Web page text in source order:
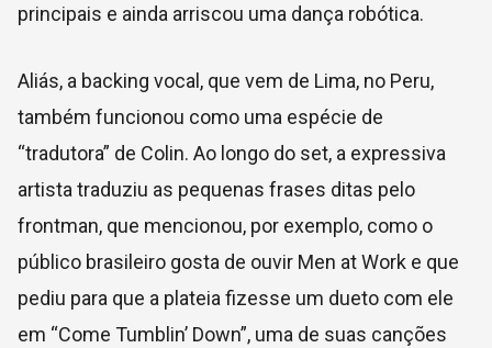
principais e ainda arriscou uma dança robótica.
Aliás, a backing vocal, que vem de Lima, no Peru,
também funcionou como uma espécie de
“tradutora” de Colin. Ao longo do set, a expressiva
artista traduziu as pequenas frases ditas pelo
frontman, que mencionou, por exemplo, como o
público brasileiro gosta de ouvir Men at Work e que
pediu para que a plateia fizesse um dueto com ele
em “Come Tumblin’ Down”, uma de suas canções